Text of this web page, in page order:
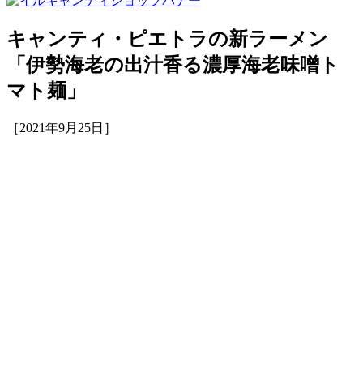
キャンティ・ピエトラの新ラーメン
「伊勢海老の出汁香る濃厚海老味噌ト
マト麺」
［2021年9月25日］